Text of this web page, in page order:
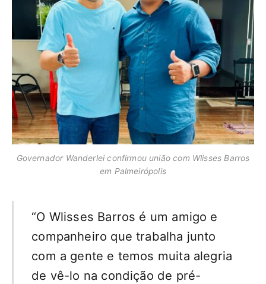
Governador Wanderlei confirmou união com Wlisses Barros
em Palmeirópolis
“O Wlisses Barros é um amigo e
companheiro que trabalha junto
com a gente e temos muita alegria
de vê-lo na condição de pré-